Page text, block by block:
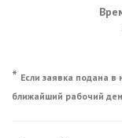
* Если заявка подана
ближайший рабочий